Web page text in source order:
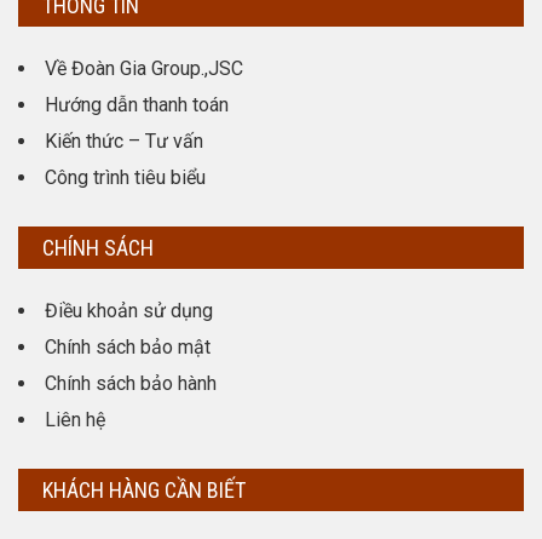
THÔNG TIN
Về Đoàn Gia Group.,JSC
Hướng dẫn thanh toán
Kiến thức – Tư vấn
Công trình tiêu biểu
CHÍNH SÁCH
Điều khoản sử dụng
Chính sách bảo mật
Chính sách bảo hành
Liên hệ
KHÁCH HÀNG CẦN BIẾT